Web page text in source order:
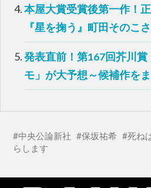
本屋大賞受賞後第一作！
『星を掬う』町田そのこ
発表直前！第167回芥川賞
モ」が大予想～候補作を
中央公論新社 保坂祐希
死ね
らします